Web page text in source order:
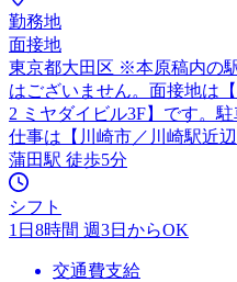
勤務地
面接地
東京都大田区 ※本原稿内の
はございません。面接地は
2 ミヤダイビル3F】です。
仕事は【川崎市／川崎駅近辺
蒲田駅 徒歩5分
シフト
1日8時間 週3日からOK
交通費支給